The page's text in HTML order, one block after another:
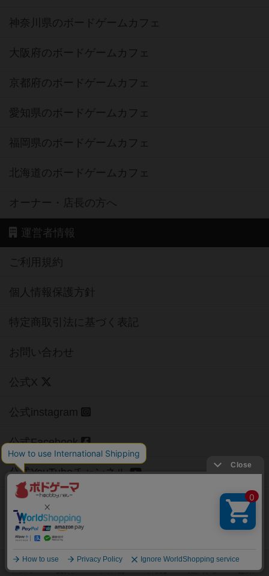
神奈川県のボードゲームカフェ
大阪府のボードゲームカフェ
京都府のボードゲームカフェ
愛知県のボードゲームカフェ
福岡県のボードゲームカフェ
北海道のボードゲームカフェ
オーナー・店長の方へ
運営者情報
ご利用規約
個人情報保護方針
特定商取引法に基づく表記
お問い合わせ
公式X
公式instagram
公式Facebook
公式YouTubeチャンネル